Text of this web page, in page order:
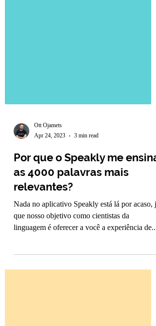
Ott Ojamets
Apr 24, 2023
3 min read
Por que o Speakly me ensina
as 4000 palavras mais
relevantes?
linguagem é oferecer a você a experiência de...